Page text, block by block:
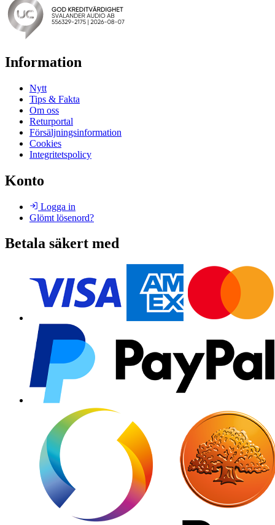
Information
Nytt
Tips & Fakta
Om oss
Returportal
Försäljningsinformation
Cookies
Integritetspolicy
Konto
Logga in
Glömt lösenord?
Betala säkert med